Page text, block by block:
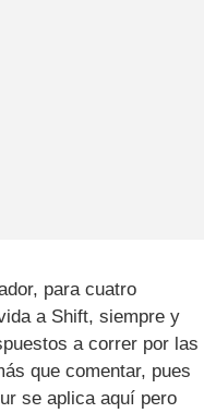
para cuatro
a Shift, siempre y
a correr por las
que comentar, pues
se aplica aquí pero